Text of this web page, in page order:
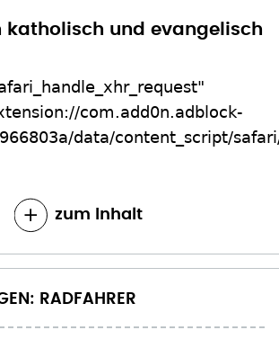
katholisch und evangelisch
com.add0n.adblock-
data/content_script/
zum Inhalt
RADFAHRER